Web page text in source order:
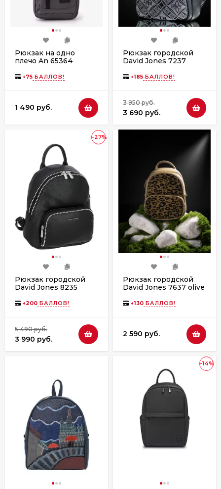
Рюкзак на одно
плечо An 65364
+75 БАЛЛОВ!
1 490 руб.
Рюкзак городской
David Jones 7237
+185 БАЛЛОВ!
3 950 руб.
3 690 руб.
-27%
Рюкзак городской
David Jones 8235
+200 БАЛЛОВ!
5 490 руб.
3 990 руб.
Рюкзак городской
David Jones 7637 olive
+130 БАЛЛОВ!
2 590 руб.
-14%